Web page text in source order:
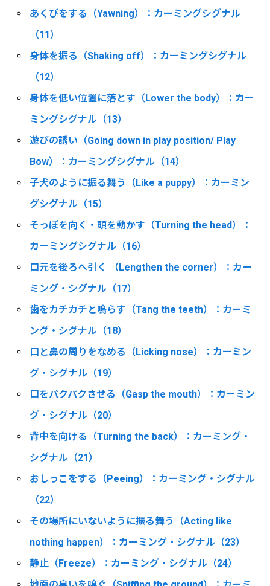
あくびをする（Yawning）：カーミングシグナル
（11）
身体を振る（Shaking off）：カーミングシグナル
（12）
身体を低い位置に落とす（Lower the body）：カー
ミングシグナル（13）
遊びの誘い（Going down in play position/ Play
Bow）：カーミングシグナル（14）
子犬のように振る舞う（Like a puppy）：カーミン
グシグナル（15）
そっぽを向く・頭を動かす（Turning the head）：
カーミングシグナル（16）
口元を後ろへ引く （Lengthen the corner）：カー
ミング・シグナル（17）
歯をカチカチと鳴らす（Tang the teeth）：カーミ
ング・シグナル（18）
口と鼻の周りをなめる（Licking nose）：カーミン
グ・シグナル（19）
口をパクパクさせる（Gasp the mouth）：カーミン
グ・シグナル（20）
背中を向ける（Turning the back）：カーミング・
シグナル（21）
おしっこをする（Peeing）：カーミング・シグナル
（22）
その場所にいないように振る舞う（Acting like
nothing happen）：カーミング・シグナル（23）
静止（Freeze）：カーミング・シグナル（24）